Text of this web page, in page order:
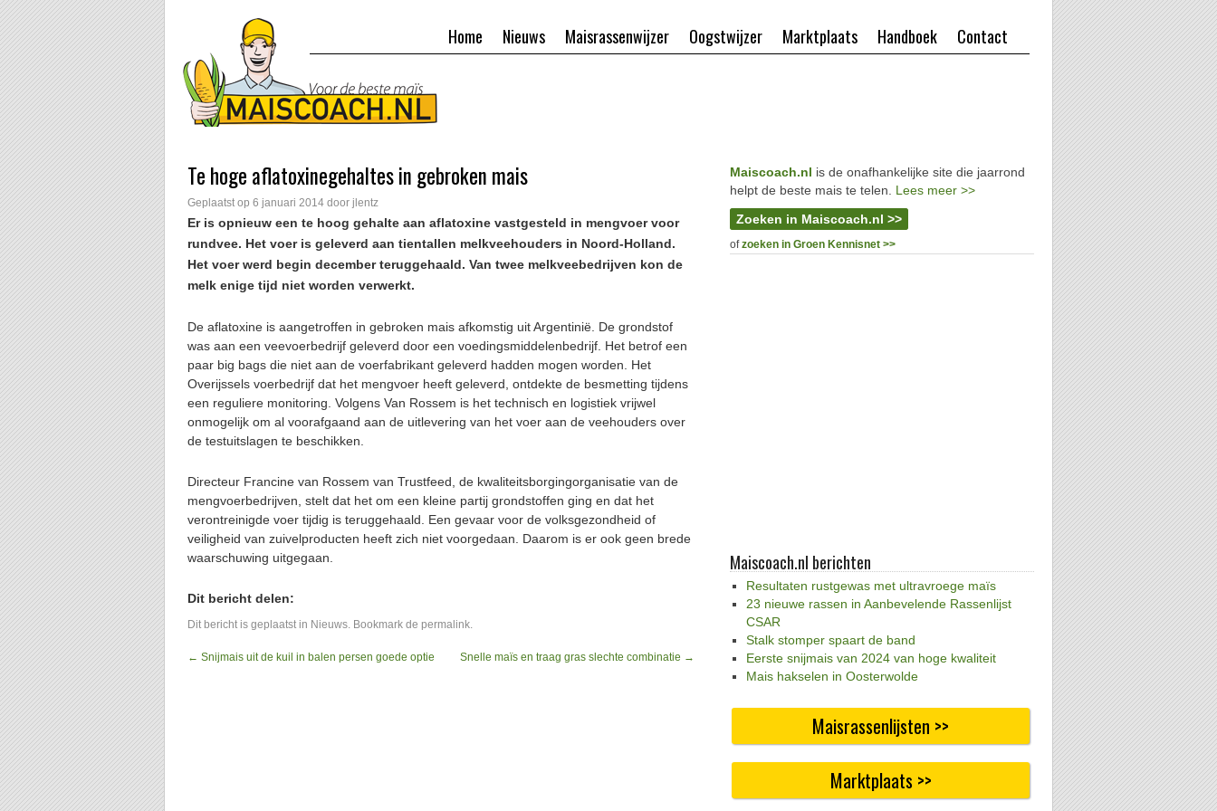
Contact
Handboek
Marktplaats
Oogstwijzer
Maisrassenwijzer
Nieuws
Home
Te hoge aflatoxinegehaltes in gebroken mais
Geplaatst op 6 januari 2014 door jlentz
Er is opnieuw een te hoog gehalte aan aflatoxine vastgesteld in mengvoer voor
rundvee. Het voer is geleverd aan tientallen melkveehouders in Noord-Holland.
Het voer werd begin december teruggehaald. Van twee melkveebedrijven kon de
melk enige tijd niet worden verwerkt.
De aflatoxine is aangetroffen in gebroken mais afkomstig uit Argentinië. De grondstof
was aan een veevoerbedrijf geleverd door een voedingsmiddelenbedrijf. Het betrof een
paar big bags die niet aan de voerfabrikant geleverd hadden mogen worden. Het
Overijssels voerbedrijf dat het mengvoer heeft geleverd, ontdekte de besmetting tijdens
een reguliere monitoring. Volgens Van Rossem is het technisch en logistiek vrijwel
onmogelijk om al voorafgaand aan de uitlevering van het voer aan de veehouders over
de testuitslagen te beschikken.
Directeur Francine van Rossem van Trustfeed, de kwaliteitsborgingorganisatie van de
mengvoerbedrijven, stelt dat het om een kleine partij grondstoffen ging en dat het
verontreinigde voer tijdig is teruggehaald. Een gevaar voor de volksgezondheid of
veiligheid van zuivelproducten heeft zich niet voorgedaan. Daarom is er ook geen brede
waarschuwing uitgegaan.
Dit bericht delen:
Dit bericht is geplaatst in Nieuws. Bookmark de permalink.
← Snijmais uit de kuil in balen persen goede optie Snelle maïs en traag gras slechte combinatie →
Maiscoach.nl is de onafhankelijke site die jaarrond
helpt de beste mais te telen. Lees meer >>
Zoeken in Maiscoach.nl >>
ofzoeken in Groen Kennisnet >>
Maiscoach.nl berichten
Resultaten rustgewas met ultravroege maïs
23 nieuwe rassen in Aanbevelende Rassenlijst
CSAR
Stalk stomper spaart de band
Eerste snijmais van 2024 van hoge kwaliteit
Mais hakselen in Oosterwolde
Maisrassenlijsten >>
Marktplaats >>